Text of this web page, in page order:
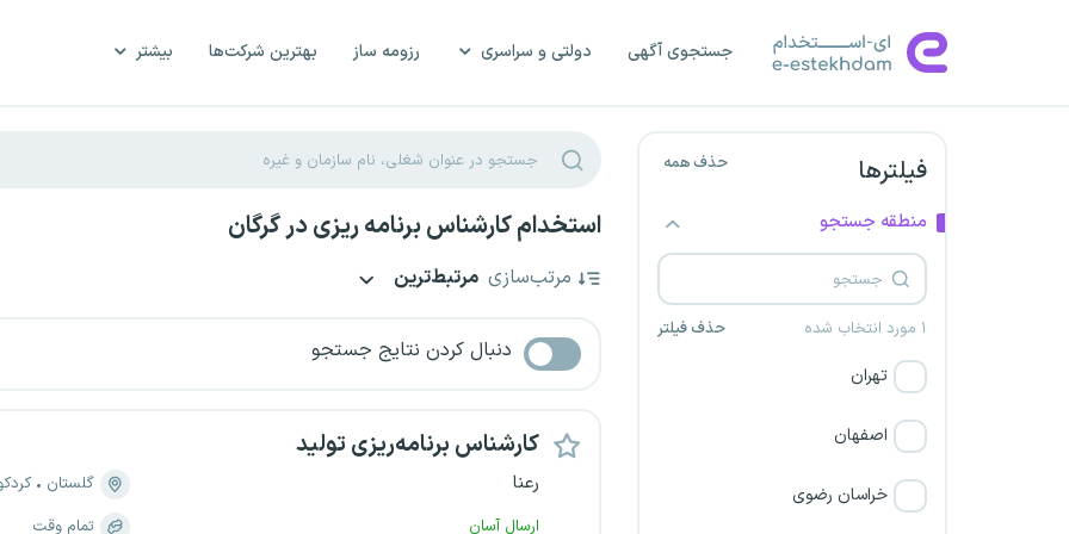
جستجوی آگهی دولتی و سراسری رزومه ساز بهترین شرکت‌ها بیشتر
فیلترها حذف همه
منطقه جستجو
۱ مورد انتخاب شده حذف فیلتر
تهران
اصفهان
خراسان رضوی
استخدام کارشناس برنامه ریزی در گرگان
مرتب‌سازی مرتبط‌ترین
دنبال کردن نتایج جستجو
کارشناس برنامه‌ریزی تولید
رعنا
ارسال آسان
گلستان
تمام وقت